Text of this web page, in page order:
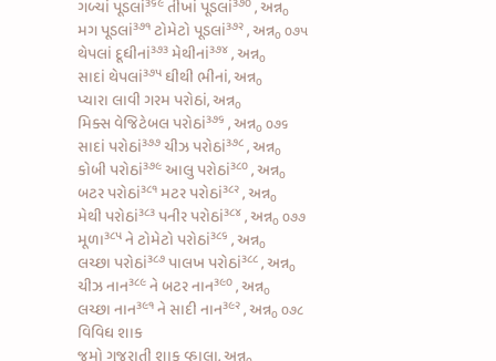
ગળ્યાં પૂડલાં તીખાં પૂડલાં , અન્ન૦
મગ પૂડલાં૩૭૧ ટોમેટો પૂડલાં૩૭૨ , અન્ન૦ ૦૭૫
થેપલાં દૂધીનાં૩૭૩ મેથીનાં૩૭૪ , અન્ન૦
સાદાં થેપલાં૩૭૫ ઘીથી ભીનાં, અન્ન૦
પ્યારા લાવી ગરમ પરોઠાં, અન્ન૦
મિક્સ વેજિટેબલ પરોઠાં૩૭૬ , અન્ન૦ ૦૭૬
સાદાં પરોઠાં૩૭૭ ચીઝ પરોઠાં૩૭૮ , અન્ન૦
કોબી પરોઠાં૩૭૯ આલુ પરોઠાં૩૮૦ , અન્ન૦
બટર પરોઠાં૩૮૧ મટર પરોઠાં૩૮૨ , અન્ન૦
મેથી પરોઠાં૩૮૩ પનીર પરોઠાં૩૮૪ , અન્ન૦ ૦૭૭
મૂળા૩૮૫ નેટોમેટો પરોઠાં૩૮૬ , અન્ન૦
લચ્છા પરોઠાં૩૮૭ પાલખ પરોઠાં૩૮૮ , અન્ન૦
ચીઝ નાન૩૮૯ ને બટર નાન૩૯૦ , અન્ન૦
લચ્છા નાન૩૯૧ નેસાદી નાન૩૯૨ , અન્ન૦ ૦૭૮
વિવિધ શાક